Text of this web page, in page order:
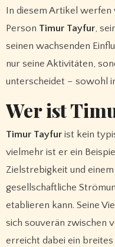
In diesem Artikel werfen
Person Timur Tayfur,
seinen wachsenden
nur seine Aktivitäten,
unterscheidet – sowohl
Wer ist
Timur Tayfurist kein
vielmehr ist er ein
Zielstrebigkeit und
gesellschaftliche
etablieren kann. Seine
sich souverän zwischen
erreicht dabei ein breites